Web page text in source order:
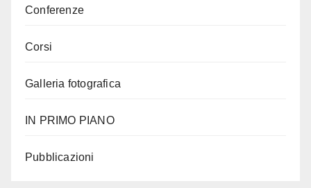
Conferenze
Corsi
Galleria fotografica
IN PRIMO PIANO
Pubblicazioni